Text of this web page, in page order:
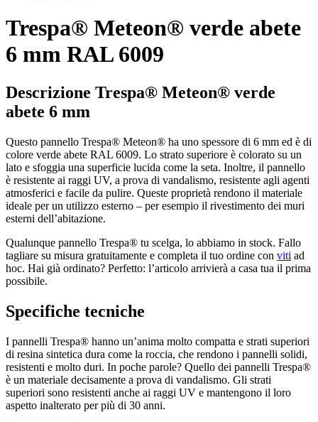
Trespa® Meteon® verde abete
6 mm RAL 6009
Descrizione Trespa® Meteon® verde
abete 6 mm
Questo pannello Trespa® Meteon® ha uno spessore di 6 mm ed è di
colore verde abete RAL 6009. Lo strato superiore è colorato su un
lato e sfoggia una superficie lucida come la seta. Inoltre, il pannello
è resistente ai raggi UV, a prova di vandalismo, resistente agli agenti
atmosferici e facile da pulire. Queste proprietà rendono il materiale
ideale per un utilizzo esterno – per esempio il rivestimento dei muri
esterni dell’abitazione.
Qualunque pannello Trespa® tu scelga, lo abbiamo in stock. Fallo
tagliare su misura gratuitamente e completa il tuo ordine con viti ad
hoc. Hai già ordinato? Perfetto: l’articolo arrivierà a casa tua il prima
possibile.
Specifiche tecniche
I pannelli Trespa® hanno un’anima molto compatta e strati superiori
di resina sintetica dura come la roccia, che rendono i pannelli solidi,
resistenti e molto duri. In poche parole? Quello dei pannelli Trespa®
è un materiale decisamente a prova di vandalismo. Gli strati
superiori sono resistenti anche ai raggi UV e mantengono il loro
aspetto inalterato per più di 30 anni.